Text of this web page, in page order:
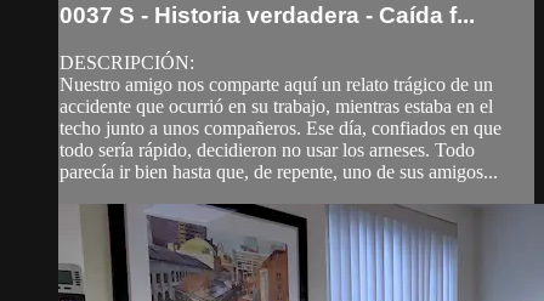
0037 S - Historia verdadera - Caída f...
DESCRIPCIÓN:
Nuestro amigo nos comparte aquí un relato trágico de un
accidente que ocurrió en su trabajo, mientras estaba en el
techo junto a unos compañeros. Ese día, confiados en que
todo sería rápido, decidieron no usar los arneses. Todo
parecía ir bien hasta que, de repente, uno de sus amigos...